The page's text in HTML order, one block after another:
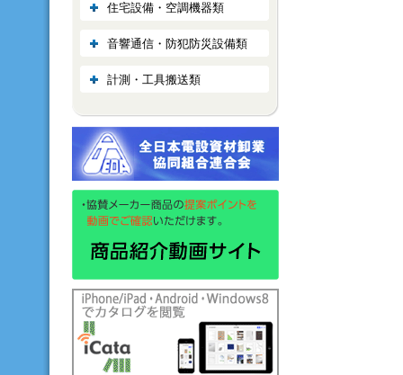
住宅設備・空調機器類
音響通信・防犯防災設備類
計測・工具搬送類